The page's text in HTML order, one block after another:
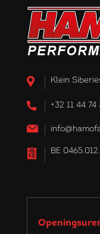
Klein
+32 11 44 74
BE